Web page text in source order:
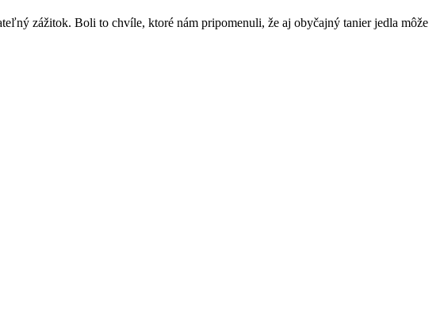
zážitok. Boli to chvíle, ktoré nám pripomenuli, že aj obyčajný tanier jedla môže